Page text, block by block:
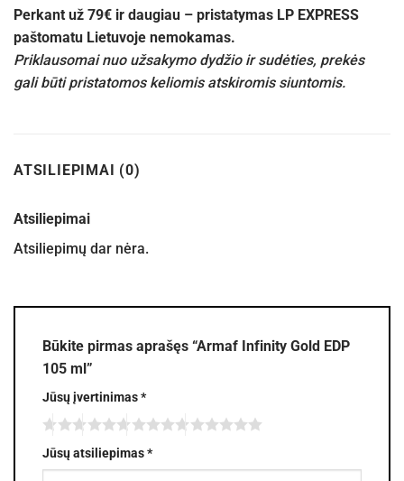
Perkant už 79€ ir daugiau – pristatymas LP EXPRESS
paštomatu Lietuvoje nemokamas.
Priklausomai nuo užsakymo dydžio ir sudėties, prekės
gali būti pristatomos keliomis atskiromis siuntomis.
ATSILIEPIMAI (0)
Atsiliepimai
Atsiliepimų dar nėra.
Būkite pirmas aprašęs “Armaf Infinity Gold EDP
105 ml”
Jūsų įvertinimas*
Jūsų atsiliepimas*